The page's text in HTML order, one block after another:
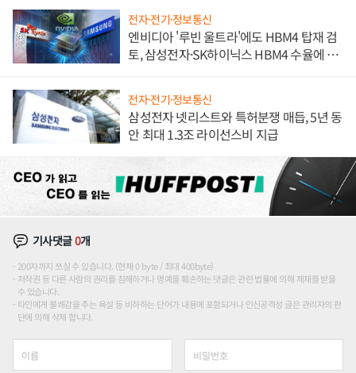
전자·전기·정보통신
엔비디아 '루빈 울트라'에도 HBM4 탑재 검
토, 삼성전자·SK하이닉스 HBM4 수율에 주
전자·전기·정보통신
삼성전자 넷리스트와 특허분쟁 매듭, 5년 동
안 최대 1.3조 라이선스비 지급
기사댓글0개
200자까지 쓰실 수 있습니다. (현재 0 byte / 최대 400byte)
저작권 등 다른 사람의 권리를 침해하거나 명예를 훼손하는 댓글은 관련 법률에 의해 제재를 받을
수 있습니다.
타인에게 불쾌감을 주는 욕설 등 비하하는 단어가 내용에 포함되거나 인신공격성 글은 관리자의 판
단에 의해 삭제 합니다.